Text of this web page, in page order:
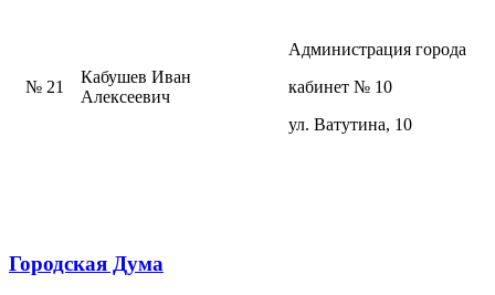
№ 21
Кабушев Иван
Алексеевич
Администрация города
кабинет № 10
ул. Ватутина, 10
Городская Дума